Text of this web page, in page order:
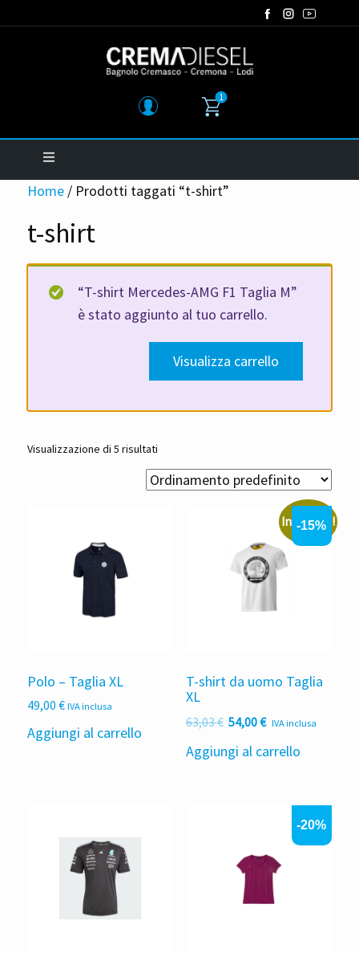
1
Home / Prodotti taggati “t-shirt”
t-shirt
“T-shirt Mercedes-AMG F1 Taglia M”
è stato aggiunto al tuo carrello.
Visualizza carrello
Visualizzazione di 5 risultati
Polo – Taglia XL
49,00€ IVA inclusa
Aggiungi al carrello
In offerta!
-15%
T-shirt da uomo Taglia
XL
63,03€ Il
originale
54,00€ Il
attuale
IVA inclusa
Aggiungi al carrello
-20%